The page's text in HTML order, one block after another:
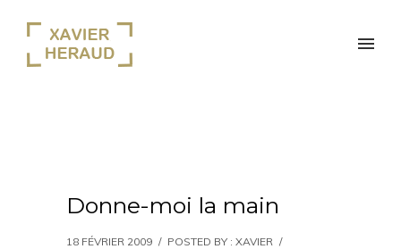
Donne-moi la main
18 FÉVRIER 2009 / POSTED BY : XAVIER /